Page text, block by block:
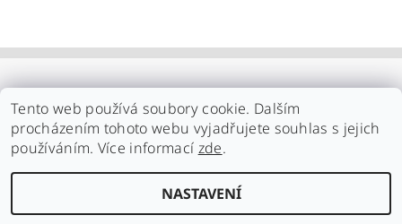
2026 ©Familynature.cz, všechna práva vyhrazenaUpravit nastavení cookies
Tento web používá soubory cookie. Dalším
procházením tohoto webu vyjadřujete souhlas s jejich
používáním. Více informací zde.
NASTAVENÍ